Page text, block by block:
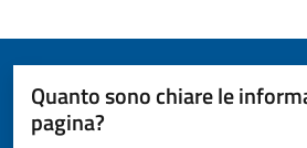
Quanto sono chiare le
pagina?